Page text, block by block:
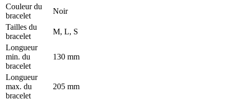
Couleur du
bracelet
Noir
Tailles du
bracelet
M, L, S
Longueur
min. du
bracelet
130 mm
Longueur
max. du
bracelet
205 mm